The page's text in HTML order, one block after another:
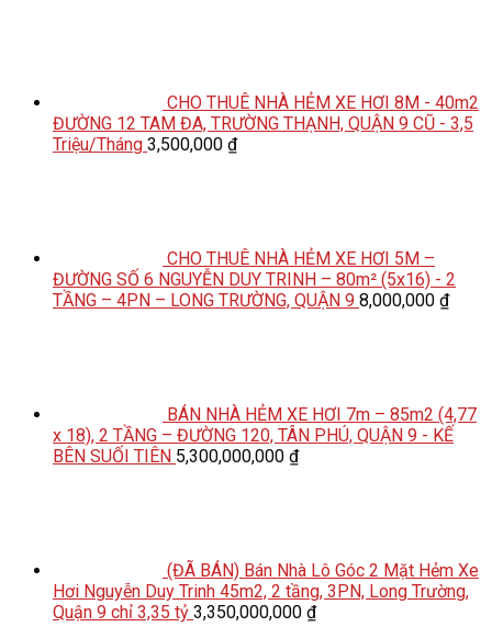
CHO THUÊ NHÀ HẺM XE HƠI 8M - 40m2
ĐƯỜNG 12 TAM ĐA, TRƯỜNG THẠNH, QUẬN 9 CŨ - 3,5
Triệu/Tháng 3,500,000 ₫
CHO THUÊ NHÀ HẺM XE HƠI 5M –
ĐƯỜNG SỐ 6 NGUYỄN DUY TRINH – 80m² (5x16) - 2
TẦNG – 4PN – LONG TRƯỜNG, QUẬN 9 8,000,000 ₫
BÁN NHÀ HẺM XE HƠI 7m – 85m2 (4,77
x 18), 2 TẦNG – ĐƯỜNG 120, TÂN PHÚ, QUẬN 9 - KẾ
BÊN SUỐI TIÊN 5,300,000,000 ₫
(ĐÃ BÁN) Bán Nhà Lô Góc 2 Mặt Hẻm Xe
Hơi Nguyễn Duy Trinh 45m2, 2 tầng, 3PN, Long Trường,
Quận 9 chỉ 3,35 tỷ 3,350,000,000 ₫